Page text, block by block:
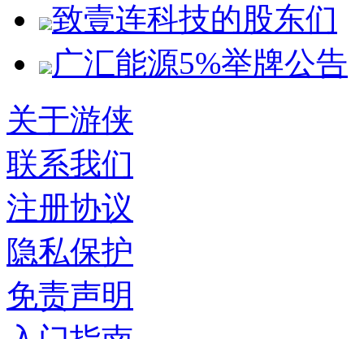
致壹连科技的股东们
广汇能源5%举牌公告
关于游侠
联系我们
注册协议
隐私保护
免责声明